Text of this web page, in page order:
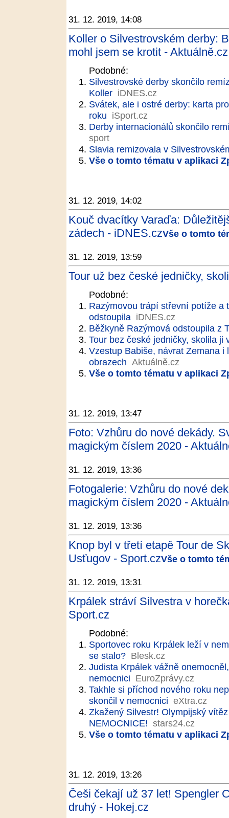
31. 12. 2019, 14:08
Koller o Silvestrovském derby:
mohl jsem se krotit - Aktuálně.cz
Podobné:
Silvestrovské derby skončilo
Koller iDNES.cz
Svátek, ale i ostré derby: karta
roku iSport.cz
Derby internacionálů skončilo
sport
Slavia remizovala v
Vše o tomto tématu v aplikaci
31. 12. 2019, 14:02
Kouč dvacítky Varaďa:
zádech - iDNES.czVše o tomto
31. 12. 2019, 13:59
Tour už bez české jedničky,
Podobné:
Razýmovou trápí střevní potíže a
odstoupila iDNES.cz
Běžkyně Razýmová odstoupila z
Tour bez české jedničky, skolila ji
Vzestup Babiše, návrat Zemana
obrazech Aktuálně.cz
Vše o tomto tématu v aplikaci
31. 12. 2019, 13:47
Foto: Vzhůru do nové dekády.
magickým číslem 2020 -
31. 12. 2019, 13:36
Fotogalerie: Vzhůru do nové
magickým číslem 2020 -
31. 12. 2019, 13:36
Knop byl v třetí etapě Tour de
Usťugov - Sport.czVše o tomto
31. 12. 2019, 13:31
Krpálek stráví Silvestra v
Sport.cz
Podobné:
Sportovec roku Krpálek leží v
se stalo? Blesk.cz
Judista Krpálek vážně
nemocnici EuroZprávy.cz
Takhle si příchod nového roku
skončil v nemocnici eXtra.cz
Zkažený Silvestr! Olympijský
NEMOCNICE! stars24.cz
Vše o tomto tématu v aplikaci
31. 12. 2019, 13:26
Češi čekají už 37 let! Spengler
druhý - Hokej.cz